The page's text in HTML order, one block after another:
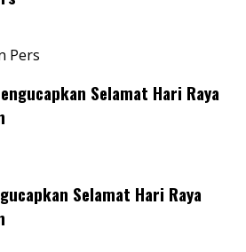
Pers
Selamat Hari Raya
Selamat Hari Raya